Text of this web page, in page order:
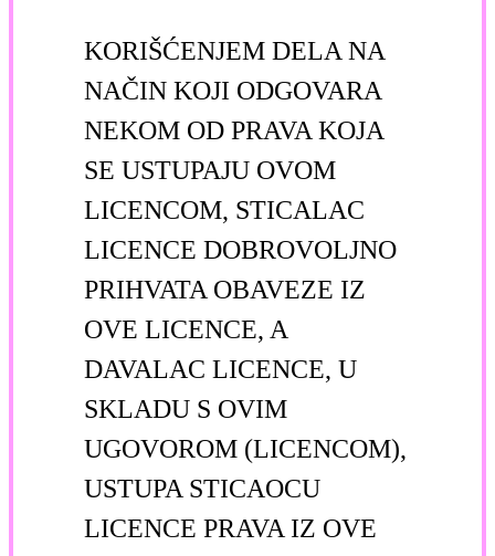
KORIŠĆENJEM DELA NA
NAČIN KOJI ODGOVARA
NEKOM OD PRAVA KOJA
SE USTUPAJU OVOM
LICENCOM, STICALAC
LICENCE DOBROVOLJNO
PRIHVATA OBAVEZE IZ
OVE LICENCE, A
DAVALAC LICENCE, U
SKLADU S OVIM
UGOVOROM (LICENCOM),
USTUPA STICAOCU
LICENCE PRAVA IZ OVE